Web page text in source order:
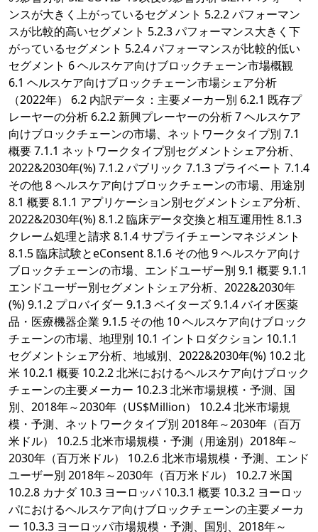
ンスが大きく上がっているセグメント 5.2.2 パフォーマン
スが比較的高いセグメント 5.2.3 パフォーマンス大きく下
がっているセグメント 5.2.4 パフォーマンスが比較的低い
セグメント 6 ヘルスケア向けブロックチェーン市場概観
6.1 ヘルスケア向けブロックチェーン市場シェア分析
（2022年） 6.2 内訳データ：主要メーカー別 6.2.1 既存プ
レーヤーの分析 6.2.2 新興プレーヤーの分析 7 ヘルスケア
向けブロックチェーンの市場、ネットワークタイプ別 7.1
概要 7.1.1 ネットワークタイプ別セグメントシェア分析、
2022&2030年(%) 7.1.2 パブリック 7.1.3 プライベート 7.1.4
その他 8 ヘルスケア向けブロックチェーンの市場、用途別
8.1 概要 8.1.1 アプリケーション別セグメントシェア分析、
2022&2030年(%) 8.1.2 臨床データ交換と相互運用性 8.1.3
クレーム処理と請求 8.1.4 サプライチェーンマネジメント
8.1.5 臨床試験とeConsent 8.1.6 その他 9 ヘルスケア向け
ブロックチェーンの市場、エンドユーザー別 9.1 概要 9.1.1
エンドユーザー別セグメントシェア分析、2022&2030年
(%) 9.1.2 プロバイダー 9.1.3 ペイターズ 9.1.4 バイオ医薬
品・医療機器企業 9.1.5 その他 10 ヘルスケア向けブロック
チェーンの市場、地理別 10.1 イントロダクション 10.1.1
セグメントシェア分析、地域別、2022&2030年(%) 10.2 北
米 10.2.1 概要 10.2.2 北米におけるヘルスケア向けブロック
チェーンの主要メーカー 10.2.3 北米市場規模・予測、国
別、2018年～2030年（US$Million） 10.2.4 北米市場規
模・予測、ネットワークタイプ別 2018年～2030年（百万
米ドル） 10.2.5 北米市場規模・予測（用途別）2018年～
2030年（百万米ドル） 10.2.6 北米市場規模・予測、エンド
ユーザー別 2018年～2030年（百万米ドル） 10.2.7 米国
10.2.8 カナダ 10.3 ヨーロッパ 10.3.1 概要 10.3.2 ヨーロッ
パにおけるヘルスケア向けブロックチェーンの主要メーカ
ー 10.3.3 ヨーロッパ市場規模・予測、国別、2018年～